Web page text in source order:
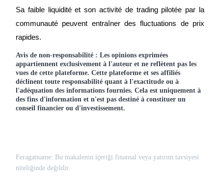
BTC Flexible Staking | Daily Rewards
Plus d'événements
Sa faible liquidité et son activité de trading pilotée par la
communauté peuvent entraîner des fluctuations de prix
rapides.
Avis de non-responsabilité : Les opinions exprimées
appartiennent exclusivement à l'auteur et ne reflètent pas les
vues de cette plateforme. Cette plateforme et ses affiliés
déclinent toute responsabilité quant à l'exactitude ou à
l'adéquation des informations fournies. Cela est uniquement à
des fins d'information et n'est pas destiné à constituer un
conseil financier ou d'investissement.
Feragatname: Bu makalenin içeriği finansal veya yatırım tavsiyesi
niteliğinde değildir.